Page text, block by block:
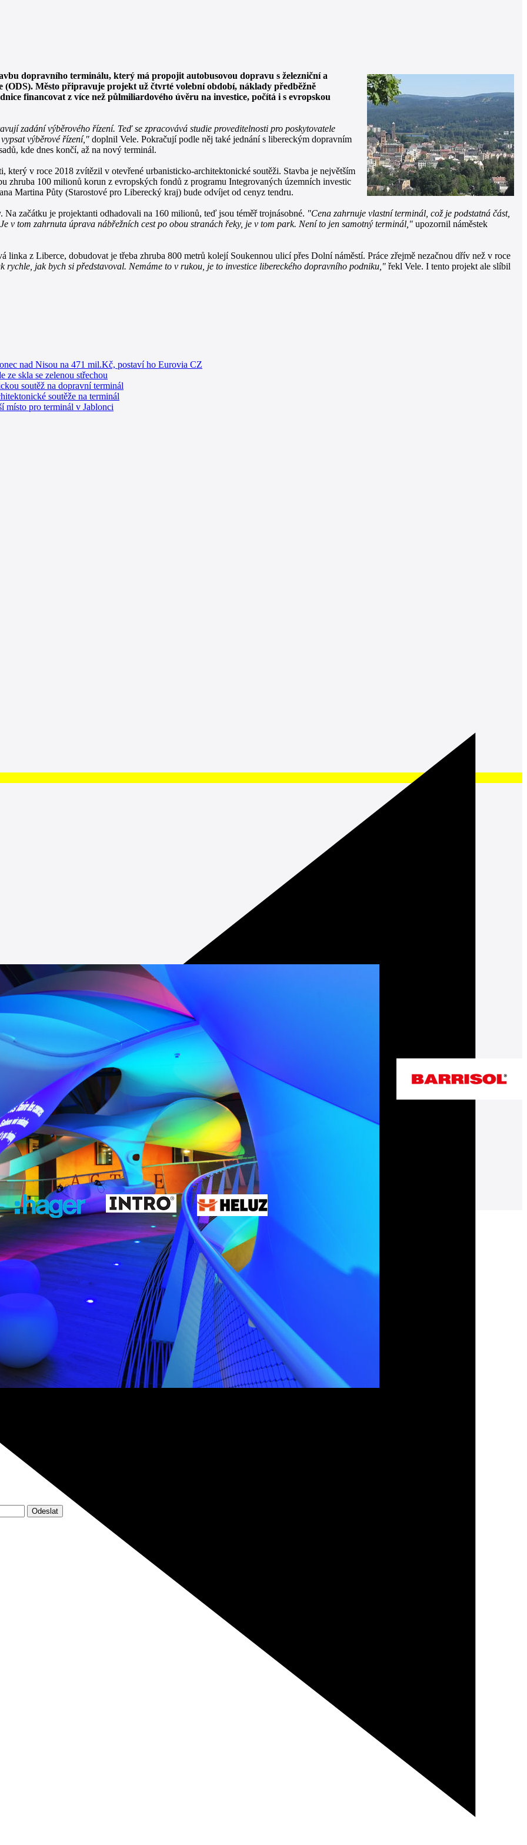
dopravního terminálu, který má propojit autobusovou dopravu s železniční a
Město připravuje projekt už čtvrté volební období, náklady předběžně
financovat z více než půlmiliardového úvěru na investice, počítá i s evropskou
zadání výběrového řízení. Teď se zpracovává studie proveditelnosti pro poskytovatele
výběrové řízení," doplnil Vele. Pokračují podle něj také jednání s libereckým dopravním
kde dnes končí, až na nový terminál.
v roce 2018 zvítězil v otevřené urbanisticko-architektonické soutěži. Stavba je největším
zhruba 100 milionů korun z evropských fondů z programu Integrovaných územních investic
Martina Půty (Starostové pro Liberecký kraj) bude odvíjet od cenyz tendru.
začátku je projektanti odhadovali na 160 milionů, teď jsou téměř trojnásobné. "Cena zahrnuje vlastní terminál, což je podstatná část,
v tom zahrnuta úprava nábřežních cest po obou stranách řeky, je v tom park. Není to jen samotný terminál," upozornil náměstek
z Liberce, dobudovat je třeba zhruba 800 metrů kolejí Soukennou ulicí přes Dolní náměstí. Práce zřejmě nezačnou dřív než v roce
rychle, jak bych si představoval. Nemáme to v rukou, je to investice libereckého dopravního podniku," řekl Vele. I tento projekt ale slíbil
nad Nisou na 471 mil.Kč, postaví ho Eurovia CZ
ze skla se zelenou střechou
soutěž na dopravní terminál
soutěže na terminál
místo pro terminál v Jablonci